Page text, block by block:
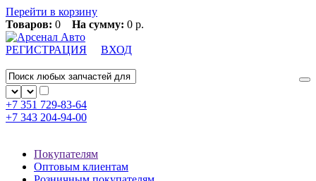
Перейти в корзину
Товаров: 0 На сумму: 0 р.
РЕГИСТРАЦИЯ ВХОД
+7 351 729-83-64
+7 343 204-94-00
Покупателям
Оптовым клиентам